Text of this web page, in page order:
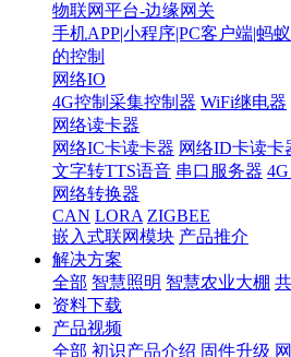
物联网平台-边缘网关
手机APP|小程序|PC客户端|蚂
的控制
网络IO
4G控制采集控制器 WiFi继电器
网络读卡器
网络IC卡读卡器 网络ID卡读卡
文字转TTS语音 串口服务器
网络转换器
CAN LORA ZIGBEE
嵌入式联网模块 产品推介
解决方案
全部 智慧照明 智慧农业大棚
资料下载
产品视频
全部 初识产品介绍 固件升级